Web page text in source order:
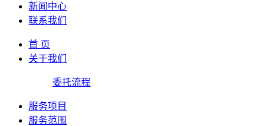
新闻中心
联系我们
首 页
关于我们
委托流程
服务项目
服务范围